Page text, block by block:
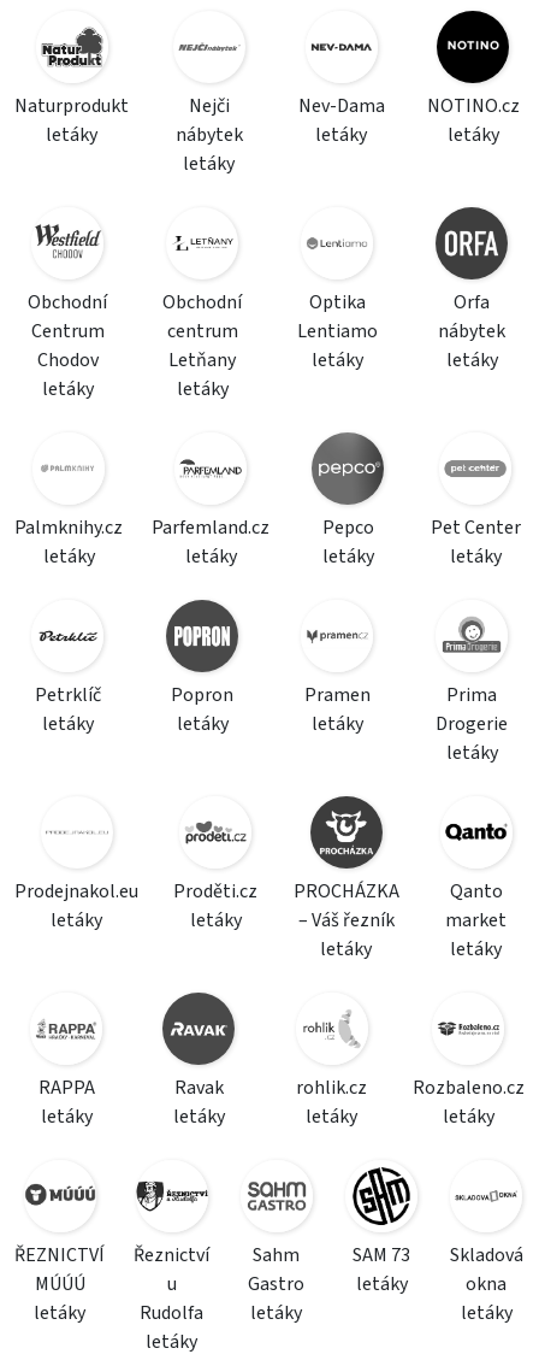
Naturprodukt
letáky
Nejči
nábytek
letáky
Nev-Dama
letáky
NOTINO.cz
letáky
Obchodní
Centrum
Chodov
letáky
Obchodní
centrum
Letňany
letáky
Optika
Lentiamo
letáky
Orfa
nábytek
letáky
Palmknihy.cz
letáky
Parfemland.cz
letáky
Pepco
letáky
Pet Center
letáky
Petrklíč
letáky
Popron
letáky
Pramen
letáky
Prima
Drogerie
letáky
Prodejnakol.eu
letáky
Proděti.cz
letáky
PROCHÁZKA
– Váš řezník
letáky
Qanto
market
letáky
RAPPA
letáky
Ravak
letáky
rohlik.cz
letáky
Rozbaleno.cz
letáky
ŘEZNICTVÍ
MÚÚÚ
letáky
Řeznictví
u
Rudolfa
letáky
Sahm
Gastro
letáky
SAM 73
letáky
Skladová
okna
letáky